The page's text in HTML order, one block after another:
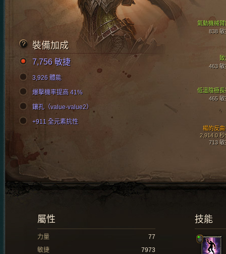
氣動機械臂
838 敏
低溫陰極長
465 敏
楊的反曲
2,914.0 秒
713 敏
致
463 敏
裝備加成
7,756 敏捷
3,926 體能
爆擊機率提高 41%
鑲孔（value-value2）
+911 全元素抗性
技能
屬性
力量
77
敏捷
7973